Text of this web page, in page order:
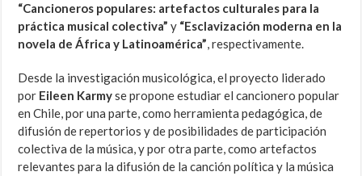
“Cancioneros populares: artefactos culturales para la
práctica musical colectiva” y “Esclavización moderna en la
novela de África y Latinoamérica”, respectivamente.
Desde la investigación musicológica, el proyecto liderado
por Eileen Karmyse propone estudiar el cancionero popular
en Chile, por una parte, como herramienta pedagógica, de
difusión de repertorios y de posibilidades de participación
colectiva de la música, y por otra parte, como artefactos
relevantes para la difusión de la canción política y la música